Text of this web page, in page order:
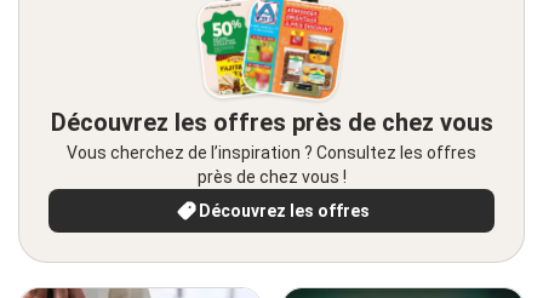
Découvrez les offres près de chez vous
Vous cherchez de l’inspiration ? Consultez les offres
près de chez vous !
Découvrez les offres